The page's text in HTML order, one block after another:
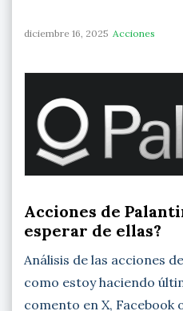
diciembre 16, 2025 Acciones
Acciones de
esperar de ellas?
Análisis de las acciones
como estoy haciendo
comento en X, Facebook